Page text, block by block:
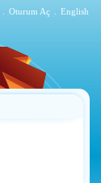
Oturum Aç English